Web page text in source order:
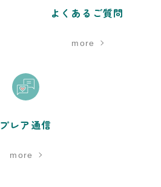
よくあるご質問
more
プレア通信
more